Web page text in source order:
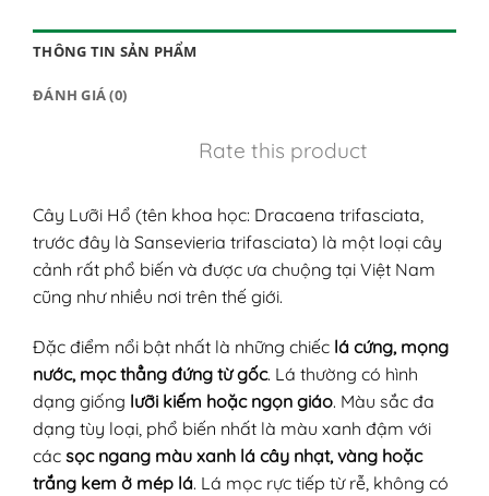
THÔNG TIN SẢN PHẨM
ĐÁNH GIÁ (0)
Rate this product
Cây Lưỡi Hổ (tên khoa học: Dracaena trifasciata,
trước đây là Sansevieria trifasciata) là một loại cây
cảnh rất phổ biến và được ưa chuộng tại Việt Nam
cũng như nhiều nơi trên thế giới.
Đặc điểm nổi bật nhất là những chiếc lá cứng, mọng
nước, mọc thẳng đứng từ gốc. Lá thường có hình
dạng giống lưỡi kiếm hoặc ngọn giáo. Màu sắc đa
dạng tùy loại, phổ biến nhất là màu xanh đậm với
các sọc ngang màu xanh lá cây nhạt, vàng hoặc
trắng kem ở mép lá. Lá mọc rực tiếp từ rễ, không có